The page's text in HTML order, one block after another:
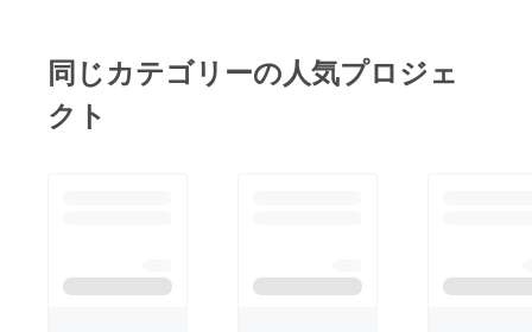
同じカテゴリーの人気プロジェ
クト